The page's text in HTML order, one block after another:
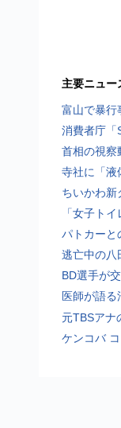
主要ニュー
富山で暴行
消費者庁「
首相の視察
寺社に「液
ちいかわ新
「女子ト
パトカーと
逃亡中の八
BD選手が
医師が語
元TBSアナ
ケンコバ